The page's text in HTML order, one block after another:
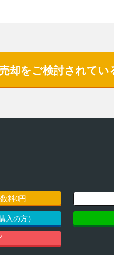
却をご検討されてい
料0円
入の方）